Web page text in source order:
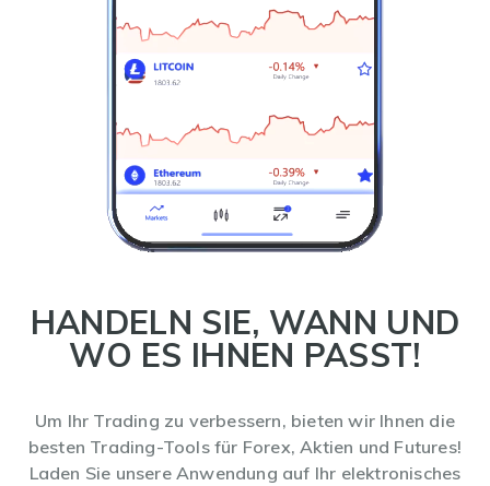
HANDELN SIE, WANN UND
WO ES IHNEN PASST!
Um Ihr Trading zu verbessern, bieten wir Ihnen die
besten Trading-Tools für Forex, Aktien und Futures!
Laden Sie unsere Anwendung auf Ihr elektronisches